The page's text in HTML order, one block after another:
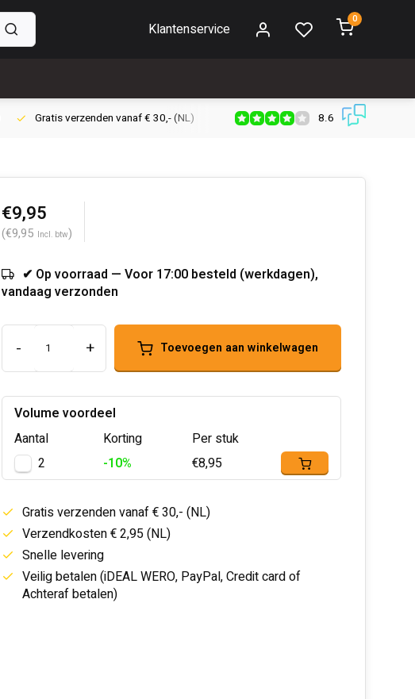
Klantenservice
0
Gratis verzenden vanaf € 30,- (NL) Verzendkosten € 2,95 (NL)
8.6
€9,95
(€9,95 Incl. btw)
✔ Op voorraad — Voor 17:00 besteld (werkdagen),
vandaag verzonden
- + Toevoegen aan winkelwagen
Volume voordeel
Aantal
Korting
Per stuk
2
-10% €8,95
Gratis verzenden vanaf € 30,- (NL)
Verzendkosten € 2,95 (NL)
Snelle levering
Veilig betalen (iDEAL WERO, PayPal, Credit card of
Achteraf betalen)